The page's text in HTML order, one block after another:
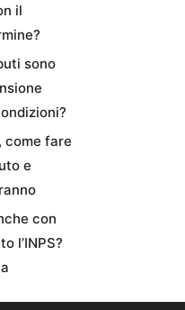
il
sono
come fare
e
con
l’INPS?